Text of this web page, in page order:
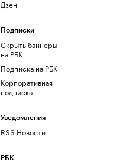
Дзен
Подписки
Скрыть баннеры
на РБК
Подписка на РБК
Корпоративная
подписка
Уведомления
RSS Новости
РБК